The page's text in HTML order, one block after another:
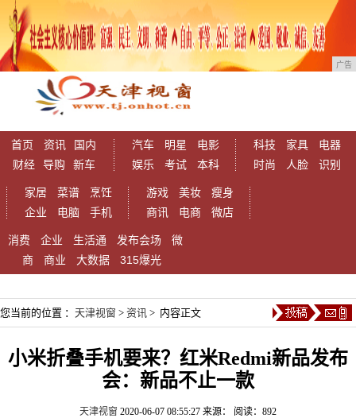
广告
首页 资讯
国内
财经
导购 新车
汽车 明星
电影
娱乐
考试 本科
科技 家具
电器
时尚
人脸 识别
家居 菜谱
烹饪
企业
电脑 手机
游戏 美妆
瘦身
商讯
电商 微店
消费 企业 生活通 发布会场
微
商
商业 大数据 315爆光
您当前的位置 ： 天津视窗 > 资讯 > 内容正文
小米折叠手机要来？红米Redmi新品发布
会：新品不止一款
天津视窗 2020-06-07 08:55:27 来源： 阅读：892